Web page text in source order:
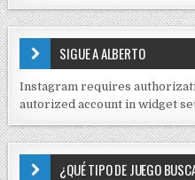
S
E
J
C
K
SIGUE A ALBERTO
Instagram requires
autorized account in widget
¿QUÉ TIPO DE JUEGO